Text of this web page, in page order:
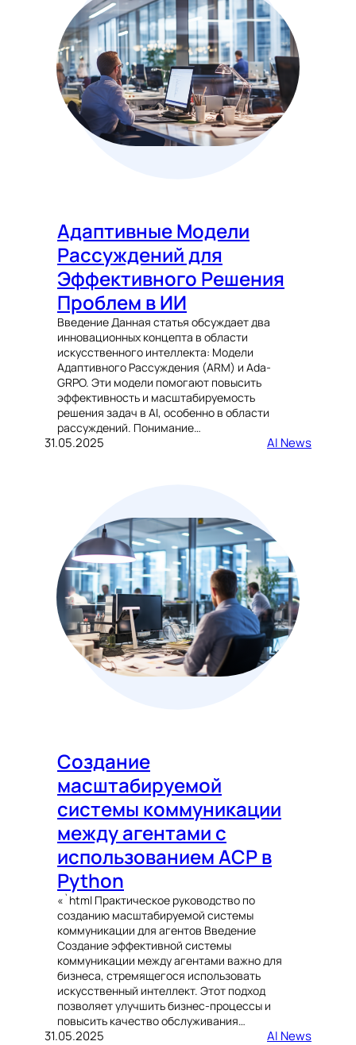
Адаптивные Модели
Рассуждений для
Эффективного Решения
Проблем в ИИ
Введение Данная статья обсуждает два
инновационных концепта в области
искусственного интеллекта: Модели
Адаптивного Рассуждения (ARM) и Ada-
GRPO. Эти модели помогают повысить
эффективность и масштабируемость
решения задач в AI, особенно в области
рассуждений. Понимание…
31.05.2025 AI News
Создание
масштабируемой
системы коммуникации
между агентами с
использованием ACP в
Python
«`html Практическое руководство по
созданию масштабируемой системы
коммуникации для агентов Введение
Создание эффективной системы
коммуникации между агентами важно для
бизнеса, стремящегося использовать
искусственный интеллект. Этот подход
позволяет улучшить бизнес-процессы и
повысить качество обслуживания…
31.05.2025 AI News